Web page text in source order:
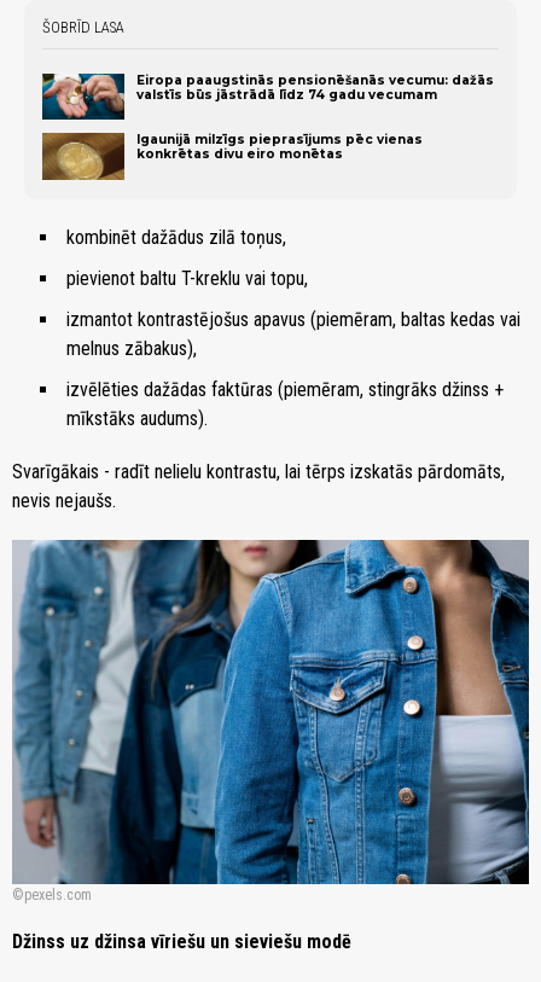
ŠOBRĪD LASA
Eiropa paaugstinās pensionēšanās vecumu: dažās
valstīs būs jāstrādā līdz 74 gadu vecumam
Igaunijā milzīgs pieprasījums pēc vienas
konkrētas divu eiro monētas
kombinēt dažādus zilā toņus,
pievienot baltu T-kreklu vai topu,
izmantot kontrastējošus apavus (piemēram, baltas kedas vai
melnus zābakus),
izvēlēties dažādas faktūras (piemēram, stingrāks džinss +
mīkstāks audums).
Svarīgākais - radīt nelielu kontrastu, lai tērps izskatās pārdomāts,
nevis nejaušs.
pexels.com
Džinss uz džinsa vīriešu un sieviešu modē